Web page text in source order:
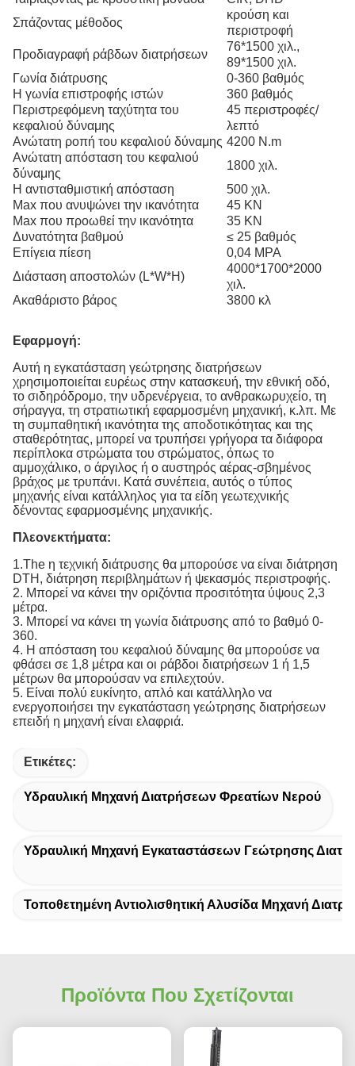
Σπάζοντας μέθοδος
κρούση και
περιστροφή
Προδιαγραφή ράβδων διατρήσεων
76*1500 χιλ.,
89*1500 χιλ.
Γωνία διάτρυσης
0-360 βαθμός
Η γωνία επιστροφής ιστών
360 βαθμός
Περιστρεφόμενη ταχύτητα του
κεφαλιού δύναμης
45 περιστροφές/
λεπτό
Ανώτατη ροπή του κεφαλιού δύναμης 4200 N.m
Ανώτατη απόσταση του κεφαλιού
δύναμης
1800 χιλ.
Η αντισταθμιστική απόσταση
500 χιλ.
Max που ανυψώνει την ικανότητα
45 KN
Max που προωθεί την ικανότητα
35 KN
Δυνατότητα βαθμού
≤ 25 βαθμός
Επίγεια πίεση
0,04 MPA
Διάσταση αποστολών (L*W*H)
4000*1700*2000
χιλ.
Ακαθάριστο βάρος
3800 κλ
Εφαρμογή:
Αυτή η εγκατάσταση γεώτρησης διατρήσεων
χρησιμοποιείται ευρέως στην κατασκευή, την εθνική οδό,
το σιδηρόδρομο, την υδρενέργεια, το ανθρακωρυχείο, τη
σήραγγα, τη στρατιωτική εφαρμοσμένη μηχανική, κ.λπ. Με
τη συμπαθητική ικανότητα της αποδοτικότητας και της
σταθερότητας, μπορεί να τρυπήσει γρήγορα τα διάφορα
περίπλοκα στρώματα του στρώματος, όπως το
αμμοχάλικο, ο άργιλος ή ο αυστηρός αέρας-σβημένος
βράχος με τρυπάνι. Κατά συνέπεια, αυτός ο τύπος
μηχανής είναι κατάλληλος για τα είδη γεωτεχνικής
δένοντας εφαρμοσμένης μηχανικής.
Πλεονεκτήματα:
1.The η τεχνική διάτρυσης θα μπορούσε να είναι διάτρηση
DTH, διάτρηση περιβλημάτων ή ψεκασμός περιστροφής.
2. Μπορεί να κάνει την οριζόντια προσιτότητα ύψους 2,3
μέτρα.
3. Μπορεί να κάνει τη γωνία διάτρυσης από το βαθμό 0-
360.
4. Η απόσταση του κεφαλιού δύναμης θα μπορούσε να
φθάσει σε 1,8 μέτρα και οι ράβδοι διατρήσεων 1 ή 1,5
μέτρων θα μπορούσαν να επιλεχτούν.
5. Είναι πολύ ευκίνητο, απλό και κατάλληλο να
ενεργοποιήσει την εγκατάσταση γεώτρησης διατρήσεων
επειδή η μηχανή είναι ελαφριά.
Ετικέτες:
Υδραυλική Μηχανή Διατρήσεων Φρεατίων Νερού
Υδραυλική Μηχανή Εγκαταστάσεων Γεώτρησης
Τοποθετημένη Αντιολισθητική Αλυσίδα Μηχανή
Προϊόντα Που Σχετίζονται